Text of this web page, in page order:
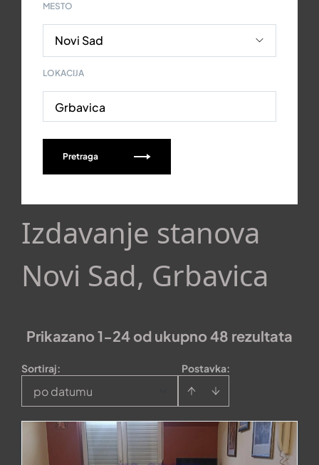
MESTO
LOKACIJA
Grbavica
Pretraga
Izdavanje stanova
Novi Sad, Grbavica
Prikazano 1-24 od ukupno 48 rezultata
Postavka:
Sortiraj:
po datumu